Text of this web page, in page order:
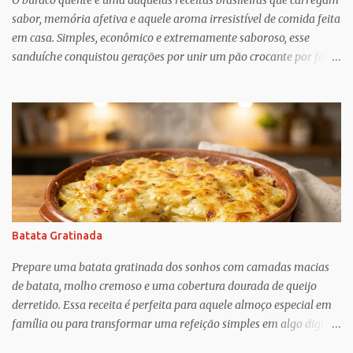
Undoing ?), o que Greif descobriu é mais esperançoso:...
sabor, memória afetiva e aquele aroma irresistível de comida feita
em casa. Simples, econômico e extremamente saboroso, esse
sanduíche conquistou gerações por unir um pão crocante por fora
está justamente no preparo: um pão macio recebe um recheio
abundante de carne cozida lentamente com temperos, criando
uma combinação perfeita para qualquer momento do dia. Muito
popular em festas, lanchonetes, reuniões familiares e até como
opção para um jantar rápido, o buraco quente é uma receita
versátil que agrada crianças e adultos. O contraste entre o pão
levemente tostado e o recheio quente e cremoso transforma
é uma ótima alternativa para aproveitar ingredientes que muitas
vezes já temos na cozinha, como carne moída, cebola, tomate e
te...
Batata Gratinada
Prepare uma batata gratinada dos sonhos com camadas macias
de batata, molho cremoso e uma cobertura dourada de queijo
derretido. Essa receita é perfeita para aquele almoço especial em
família ou para transformar uma refeição simples em algo digno